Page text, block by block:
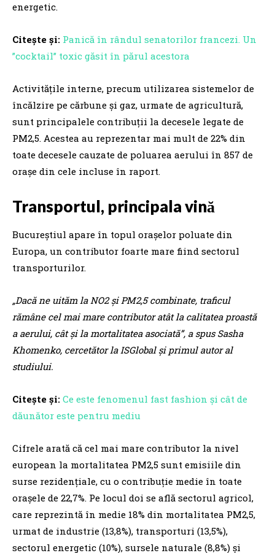
energetic.
Citește și: Panică în rândul senatorilor francezi. Un
”cocktail’’ toxic găsit în părul acestora
Activitățile interne, precum utilizarea sistemelor de
încălzire pe cărbune și gaz, urmate de agricultură,
sunt principalele contribuții la decesele legate de
PM2,5. Acestea au reprezentar mai mult de 22% din
toate decesele cauzate de poluarea aerului în 857 de
orașe din cele incluse în raport.
Transportul, principala vină
Bucureștiul apare în topul orașelor poluate din
Europa, un contributor foarte mare fiind sectorul
transporturilor.
„Dacă ne uităm la NO2 și PM2,5 combinate, traficul
rămâne cel mai mare contributor atât la calitatea proastă
a aerului, cât și la mortalitatea asociată”, a spus Sasha
Khomenko, cercetător la ISGlobal și primul autor al
studiului.
Citește și: Ce este fenomenul fast fashion și cât de
dăunător este pentru mediu
Cifrele arată că cel mai mare contributor la nivel
european la mortalitatea PM2,5 sunt emisiile din
surse rezidențiale, cu o contribuție medie în toate
orașele de 22,7%. Pe locul doi se află sectorul agricol,
care reprezintă în medie 18% din mortalitatea PM2,5,
urmat de industrie (13,8%), transporturi (13,5%),
sectorul energetic (10%), sursele naturale (8,8%) și